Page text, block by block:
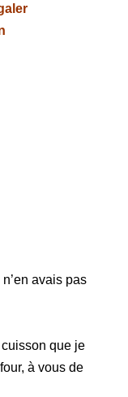
avais pas
que je
à vous de